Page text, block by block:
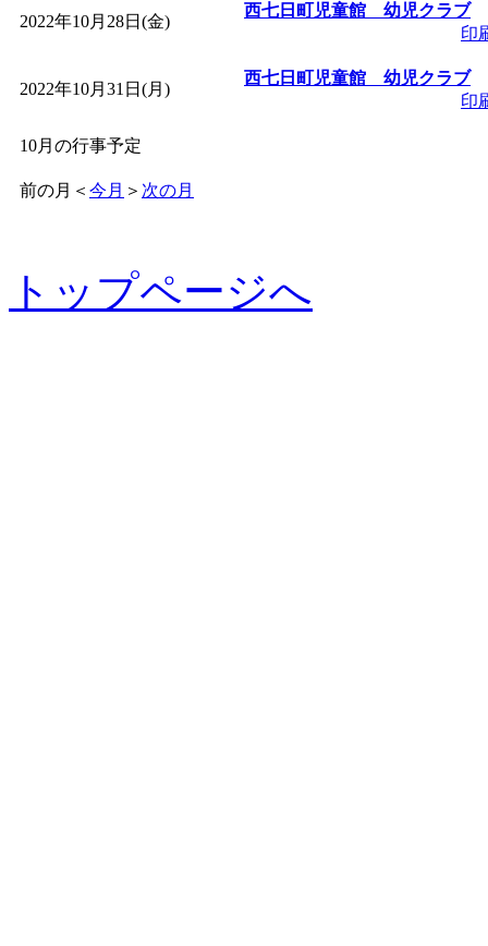
2022年10月28日(金)
西七日町児童館 幼児クラブ
印
2022年10月31日(月)
西七日町児童館 幼児クラブ
印
10月の行事予定
前の月 ＜ 今月 ＞ 次の月
トップページへ